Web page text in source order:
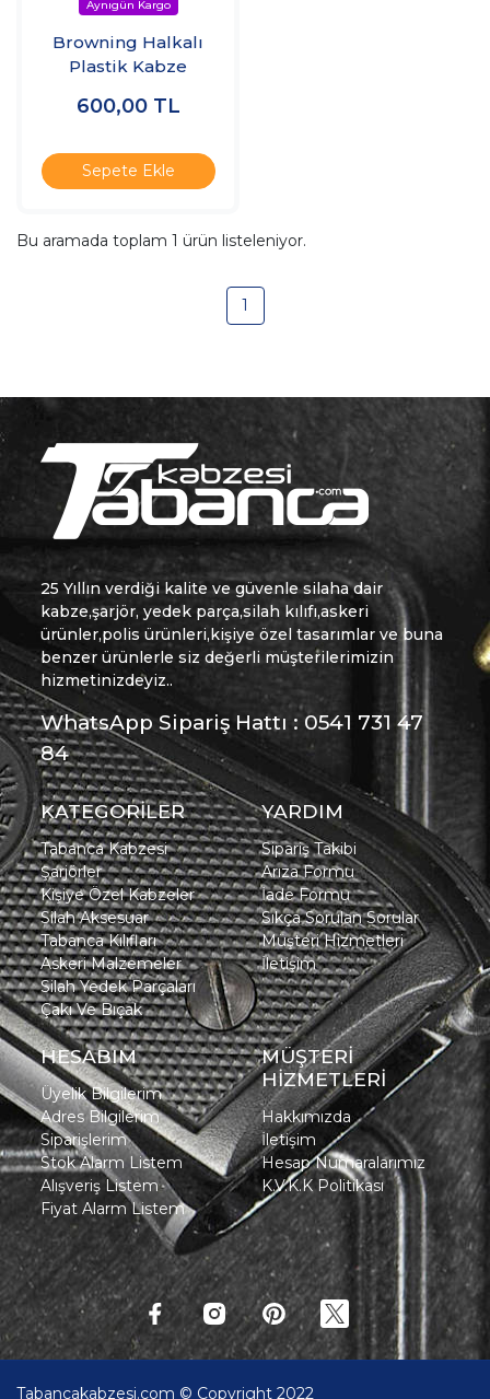
Browning Halkalı
Plastik Kabze
600,00 TL
Sepete Ekle
Bu aramada toplam 1 ürün listeleniyor.
1
25 Yıllın verdiği kalite ve güvenle silaha dair
kabze,şarjör, yedek parça,silah kılıfı,askeri
ürünler,polis ürünleri,kişiye özel tasarımlar ve buna
benzer ürünlerle siz değerli müşterilerimizin
hizmetinizdeyiz..
WhatsApp Sipariş Hattı : 0541 731 47
84
KATEGORİLER
Tabanca Kabzesi
Şarjörler
Kişiye Özel Kabzeler
Silah Aksesuar
Tabanca Kılıfları
Askeri Malzemeler
Silah Yedek Parçaları
Çakı Ve Bıçak
YARDIM
Sipariş Takibi
Arıza Formu
İade Formu
Sıkça Sorulan Sorular
Müşteri Hizmetleri
İletişim
HESABIM
Üyelik Bilgilerim
Adres Bilgilerim
Siparişlerim
Stok Alarm Listem
Alışveriş Listem
Fiyat Alarm Listem
MÜŞTERİ
HİZMETLERİ
Hakkımızda
İletişim
Hesap Numaralarımız
K.V.K.K Politikası
Tabancakabzesi.com © Copyright 2022